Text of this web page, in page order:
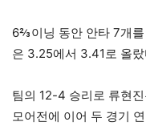
6⅔이닝 동안 안타 7개
은 3.25에서 3.41로 올랐
팀의 12-4 승리로 류현
모어전에 이어 두 경기